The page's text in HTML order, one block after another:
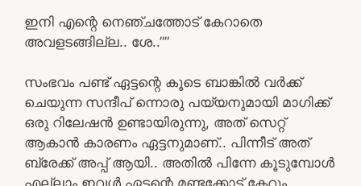
ഇനി എന്റെ നെഞ്ചത്തോട് കേറാതെ
അവളടങ്ങില്ല.. ശേ..””
സംഭവം പണ്ട് ഏട്ടന്റെ കൂടെ ബാങ്കിൽ വർക്ക്‌
ചെയുന്ന സന്ദീപ് ന്നൊരു പയ്യനുമായി മാഗിക്ക്
ഒരു റിലേഷൻ ഉണ്ടായിരുന്നു, അത് സെറ്റ്
ആകാൻ കാരണം ഏട്ടനുമാണ്.. പിന്നീട് അത്
ബ്രേക്ക്‌ അപ്പ്‌ ആയി.. അതിൽ പിന്നേ കൂടുമ്പോൾ
എല്ലാം ഇവൾ ഏട്ടന്റെ മണ്ടക്കോട്ട് കേറും..